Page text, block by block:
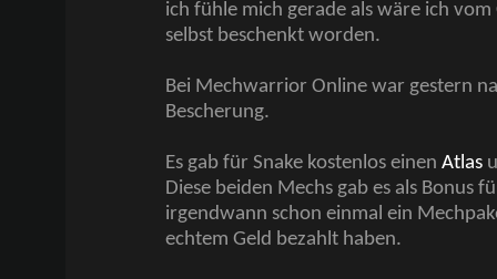
ich fühle mich gerade als wäre ich
selbst beschenkt worden.
Bei Mechwarrior Online war gestern
Bescherung.
Es gab für Snake kostenlos einen Atlas
Diese beiden Mechs gab es als Bonus
irgendwann schon einmal ein
echtem Geld bezahlt haben.